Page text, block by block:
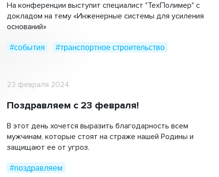
На конференции выступит специалист "ТехПолимер" с
докладом на тему «Инженерные системы для усиления
оснований»
#события #транспортное строительство
23 февраля 2024
Поздравляем с 23 февраля!
В этот день хочется выразить благодарность всем
мужчинам, которые стоят на страже нашей Родины и
защищают ее от угроз.
#поздравляем